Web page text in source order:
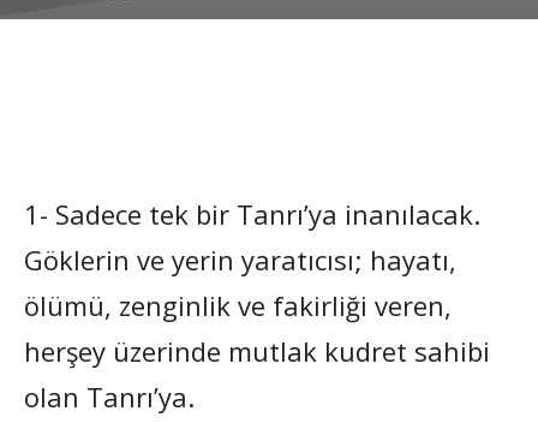
1- Sadece tek bir Tanrı’ya inanılacak.
Göklerin ve yerin yaratıcısı; hayatı,
ölümü, zenginlik ve fakirliği veren,
herşey üzerinde mutlak kudret sahibi
olan Tanrı’ya.